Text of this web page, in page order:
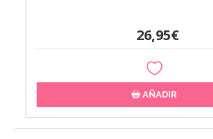
26,95€
AÑADIR